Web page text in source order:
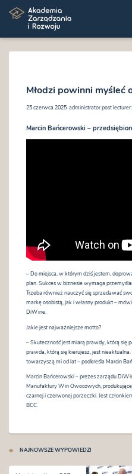
Młodzi powinni myśleć
25 czerwca 2025 administrator post lecturer:
Marcin Bańcerowski –
– Do miejsca, w którym dziś jestem,
plan. Sukces w biznesie wymaga
Trzeba również nauczyć się sprzedawać
markę osobistą, jak i własny produkt –
DiWine.
Jakie jest najważniejsze motto?
– Skuteczność jest miarą prawdy, którą się
prawda, którą się kierujesz, jest
towarzyszą mi od lat – podkreśla Marcin
Marcin Bańcerowski – prezes zarządu
Manufaktury Win Owocowych,
czarnej i czerwonej porzeczki. Jest
BCC.
NAJNOWSZE WYPOWIEDZI